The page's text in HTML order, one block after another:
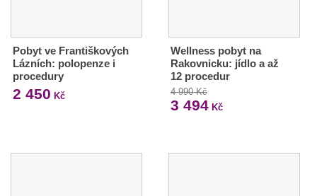
Pobyt ve Františkových
Lázních: polopenze i
procedury
2 450 Kč
Wellness pobyt na
Rakovnicku: jídlo a až
12 procedur
4 990 Kč
3 494Kč